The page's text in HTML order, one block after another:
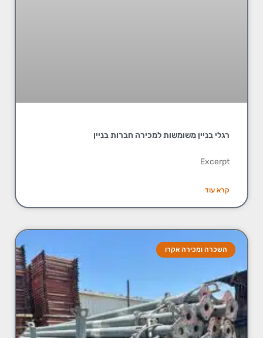
רגלי בניין משומשות למכירה חברות בניין
Excerpt
קרא עוד
השכרה ומכירה אקרו